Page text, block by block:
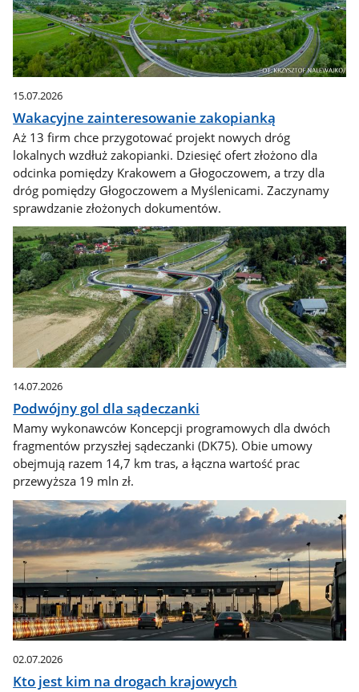
15.07.2026
Wakacyjne zainteresowanie zakopianką
Aż 13 firm chce przygotować projekt nowych dróg
lokalnych wzdłuż zakopianki. Dziesięć ofert złożono dla
odcinka pomiędzy Krakowem a Głogoczowem, a trzy dla
dróg pomiędzy Głogoczowem a Myślenicami. Zaczynamy
sprawdzanie złożonych dokumentów.
14.07.2026
Podwójny gol dla sądeczanki
Mamy wykonawców Koncepcji programowych dla dwóch
fragmentów przyszłej sądeczanki (DK75). Obie umowy
obejmują razem 14,7 km tras, a łączna wartość prac
przewyższa 19 mln zł.
02.07.2026
Kto jest kim na drogach krajowych